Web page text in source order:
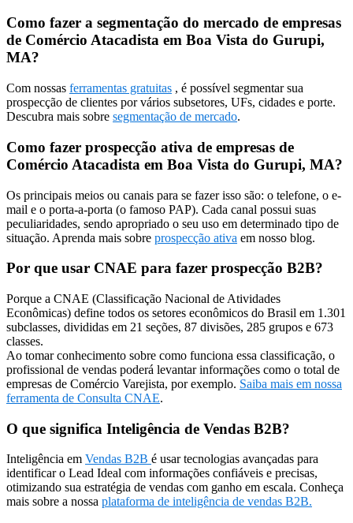
Como fazer a segmentação do mercado de empresas
de Comércio Atacadista em Boa Vista do Gurupi,
MA?
Com nossas ferramentas gratuitas , é possível segmentar sua
prospecção de clientes por vários subsetores, UFs, cidades e porte.
Descubra mais sobre segmentação de mercado.
Como fazer prospecção ativa de empresas de
Comércio Atacadista em Boa Vista do Gurupi, MA?
Os principais meios ou canais para se fazer isso são: o telefone, o e-
mail e o porta-a-porta (o famoso PAP). Cada canal possui suas
peculiaridades, sendo apropriado o seu uso em determinado tipo de
situação. Aprenda mais sobre prospecção ativa em nosso blog.
Por que usar CNAE para fazer prospecção B2B?
Porque a CNAE (Classificação Nacional de Atividades
Econômicas) define todos os setores econômicos do Brasil em 1.301
subclasses, divididas em 21 seções, 87 divisões, 285 grupos e 673
classes.
Ao tomar conhecimento sobre como funciona essa classificação, o
profissional de vendas poderá levantar informações como o total de
empresas de Comércio Varejista, por exemplo. Saiba mais em nossa
ferramenta de Consulta CNAE.
O que significa Inteligência de Vendas B2B?
Inteligência em Vendas B2B é usar tecnologias avançadas para
identificar o Lead Ideal com informações confiáveis e precisas,
otimizando sua estratégia de vendas com ganho em escala. Conheça
mais sobre a nossa plataforma de inteligência de vendas B2B.